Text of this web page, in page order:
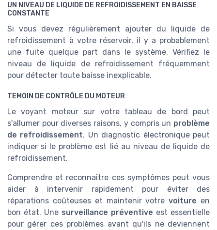
UN NIVEAU DE LIQUIDE DE REFROIDISSEMENT EN BAISSE
CONSTANTE
Si vous devez régulièrement ajouter du liquide de
refroidissement à votre réservoir, il y a probablement
une fuite quelque part dans le système. Vérifiez le
niveau de liquide de refroidissement fréquemment
pour détecter toute baisse inexplicable.
TEMOIN DE CONTRÔLE DU MOTEUR
Le voyant moteur sur votre tableau de bord peut
s'allumer pour diverses raisons, y compris un problème
de refroidissement. Un diagnostic électronique peut
indiquer si le problème est lié au niveau de liquide de
refroidissement.
Comprendre et reconnaître ces symptômes peut vous
aider à intervenir rapidement pour éviter des
réparations coûteuses et maintenir votrevoiture en
bon état. Une surveillance préventive est essentielle
pour gérer ces problèmes avant qu'ils ne deviennent